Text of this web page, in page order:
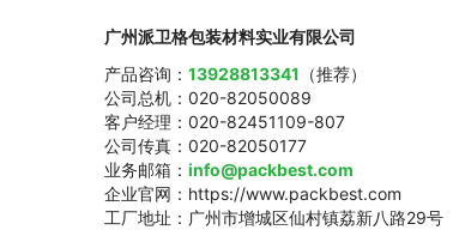
广州派卫格包装材料实业有限公司
产品咨询： 13928813341 （推荐）
公司总机：020-82050089
客户经理：020-82451109-807
公司传真：020-82050177
业务邮箱： info@packbest.com
企业官网：https://www.packbest.com
工厂地址：广州市增城区仙村镇荔新八路29号